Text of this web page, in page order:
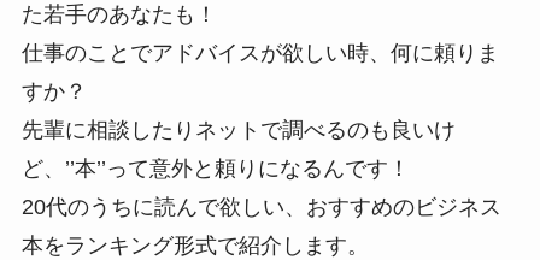
た若手のあなたも！
仕事のことでアドバイスが欲しい時、何に頼りま
すか？
先輩に相談したりネットで調べるのも良いけ
ど、’’本’’って意外と頼りになるんです！
20代のうちに読んで欲しい、おすすめのビジネス
本をランキング形式で紹介します。